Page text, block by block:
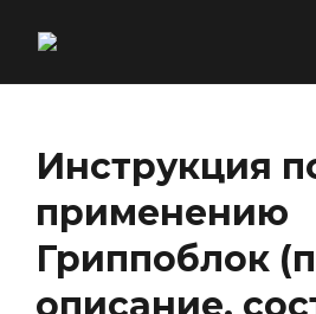
Инструкция
применению
Гриппоблок
описание,